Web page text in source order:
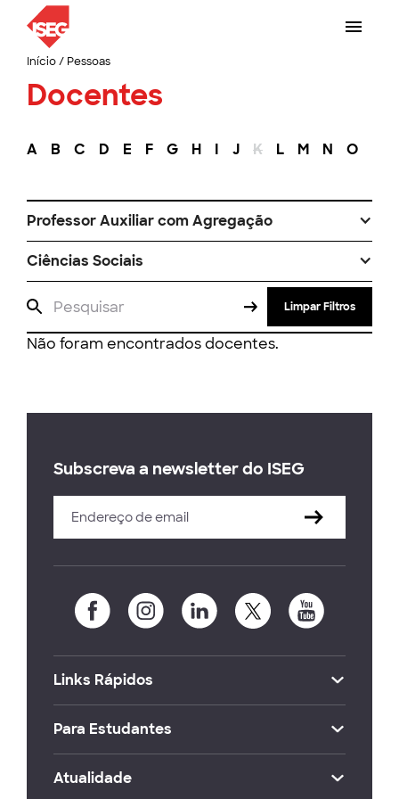
Início/ Pessoas
Docentes
A B C D E F G H I J K L M N O
Professor Auxiliar com Agregação
Ciências Sociais
Limpar Filtros
Não foram encontrados docentes.
Subscreva a newsletter do ISEG
Links Rápidos
Para Estudantes
Atualidade